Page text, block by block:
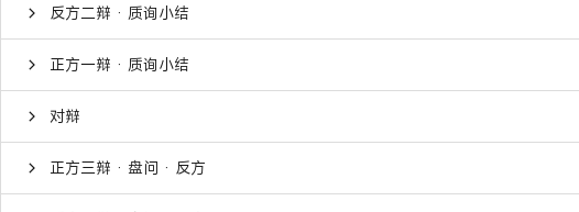
反方二辩 · 质询小结
正方一辩 · 质询小结
对辩
正方三辩 · 盘问 · 反方